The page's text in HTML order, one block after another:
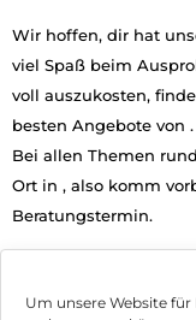
Um unsere Website
Wir hoffen, dir hat
viel Spaß beim
voll auszukosten,
besten Angebote von .
Bei allen Themen
Ort in , also komm
Beratungstermin.